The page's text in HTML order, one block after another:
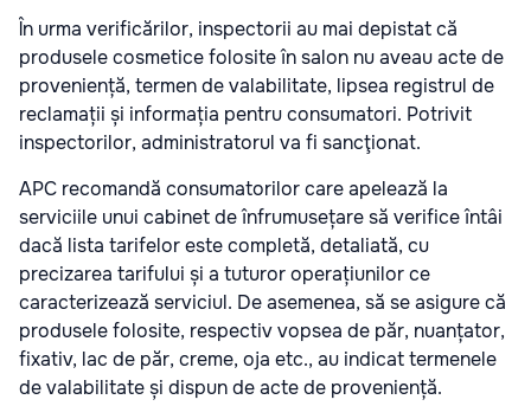
În urma verificărilor, inspectorii au mai depistat că
produsele cosmetice folosite în salon nu aveau acte de
proveniență, termen de valabilitate, lipsea registrul de
reclamații și informația pentru consumatori. Potrivit
inspectorilor, administratorul va fi sancţionat.
APC recomandă consumatorilor care apelează la
serviciile unui cabinet de înfrumusețare să verifice întâi
dacă lista tarifelor este completă, detaliată, cu
precizarea tarifului și a tuturor operațiunilor ce
caracterizează serviciul. De asemenea, să se asigure că
produsele folosite, respectiv vopsea de păr, nuanțator,
fixativ, lac de păr, creme, oja etc., au indicat termenele
de valabilitate și dispun de acte de proveniență.